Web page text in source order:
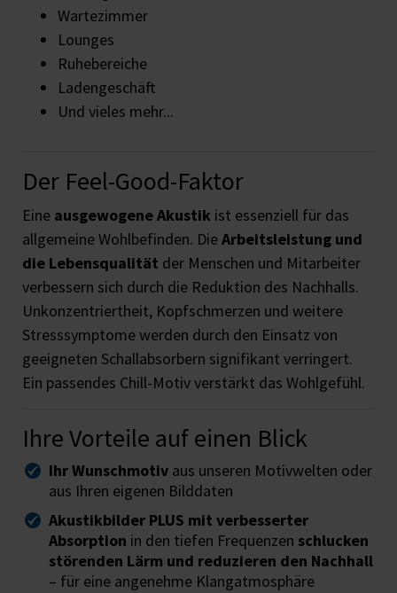
Wartezimmer
Lounges
Ruhebereiche
Ladengeschäft
Und vieles mehr...
Der Feel-Good-Faktor
Eine ausgewogene Akustik ist essenziell für das
allgemeine Wohlbefinden. DieArbeitsleistung und
die Lebensqualität der Menschen und Mitarbeiter
verbessern sich durch die Reduktion des Nachhalls.
Unkonzentriertheit, Kopfschmerzen und weitere
Stresssymptome werden durch den Einsatz von
geeigneten Schallabsorbern signifikant verringert.
Ein passendes Chill-Motiv verstärkt das Wohlgefühl.
Ihre Vorteile auf einen Blick
Ihr Wunschmotiv aus unseren Motivwelten oder
aus Ihren eigenen Bilddaten
Akustikbilder PLUS mit verbesserter
Absorption in den tiefen Frequenzen schlucken
störenden Lärm und reduzieren den Nachhall
– für eine angenehme Klangatmosphäre